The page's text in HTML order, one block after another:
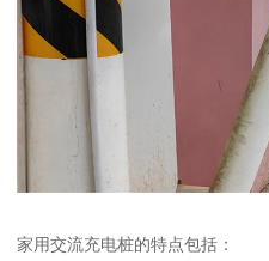
家用交流充电桩的特点包括：